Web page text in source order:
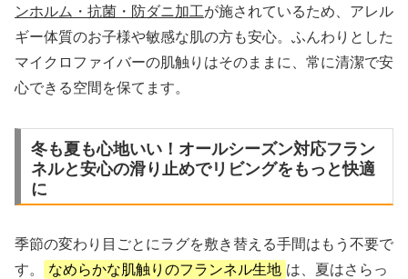
ンホルム・抗菌・防ダニ加工が施されているため、アレル
ギー体質のお子様や敏感な肌の方も安心。ふんわりとした
マイクロファイバーの肌触りはそのままに、常に清潔で安
心できる空間を保てます。
冬も夏も心地いい！オールシーズン対応フラン
ネルと安心の滑り止めでリビングをもっと快適
に
季節の変わり目ごとにラグを敷き替える手間はもう不要で
す。
なめらかな肌触りのフランネル生地 は、夏はさらっ